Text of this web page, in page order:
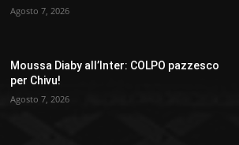
Agosto 7, 2026
Moussa Diaby all’Inter: COLPO pazzesco
per Chivu!
Agosto 7, 2026